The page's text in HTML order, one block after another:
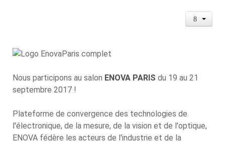
Nous participons au salon ENOVA PARIS du 19 au 21
septembre 2017 !
Plateforme de convergence des technologies de
l'électronique, de la mesure, de la vision et de l'optique,
ENOVA fédère les acteurs de l'industrie et de la